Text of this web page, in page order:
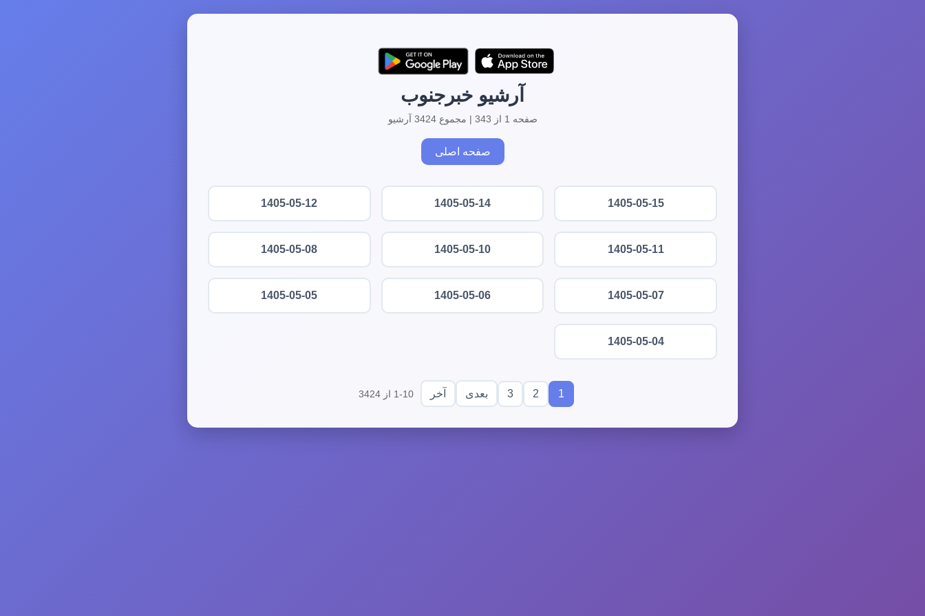
آرشیو خبرجنوب
صفحه 1 از 343 | مجموع 3424 آرشیو
صفحه اصلی
1405-05-15
1405-05-14
1405-05-12
1405-05-11
1405-05-10
1405-05-08
1405-05-07
1405-05-06
1405-05-05
1405-05-04
1
2
3 بعدی آخر 1-10 از 3424